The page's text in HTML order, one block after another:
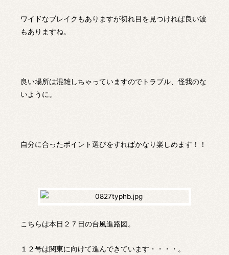
ワイドなブレイクもありますが切れ目を見つければ良い波
もありますね。
良い場所は混雑しちゃっていますのでトラブル、怪我のな
いように。
自分に合ったポイント選びをすればかなり楽しめます！！
こちらは本日２７日の台風進路図。
１２号は関東に向けて進んできています・・・・。